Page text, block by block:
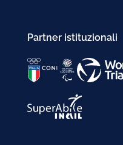
Partner istituzionali